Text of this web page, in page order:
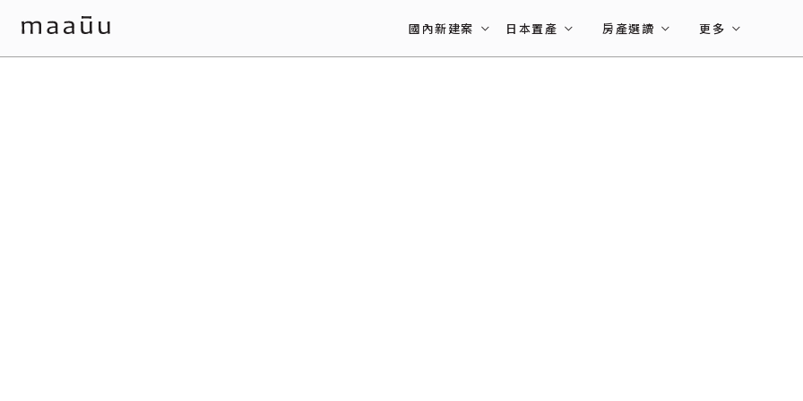
國內新建案 日本置產 房產選讀 更多